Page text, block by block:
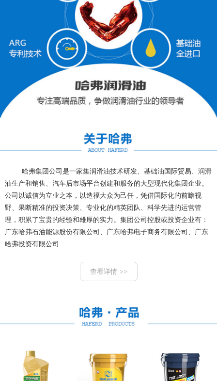
哈弗集团公司是一家集润滑油技术研发、基础油国际贸易、润滑
油生产和销售、汽车后市场平台创建和服务的大型现代化集团企业。
公司以诚信为立业之本，以造福大众为己任，凭借国际化的前瞻视
野、果断精准的投资决策、专业化的精英团队、科学先进的运营管
理，积累了宝贵的经验和雄厚的实力。集团公司控股或投资企业有：
广东哈弗石油能源股份有限公司、广东哈弗电子商务有限公司、广东
哈弗投资有限公司...
查看详情 >>